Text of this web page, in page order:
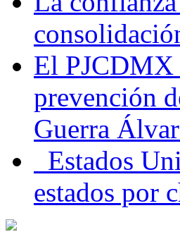
El PJCDMX
prevención
Guerra
Estados
estados por